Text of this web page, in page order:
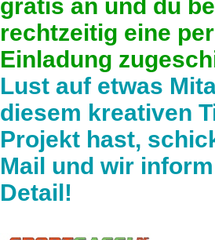
gratis an und du
rechtzeitig eine
Einladung
Lust auf etwas
diesem kreativen
Projekt hast,
Mail und wir
Detail!